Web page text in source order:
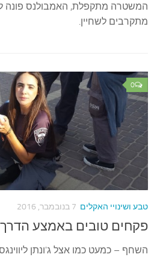
מתקפלת, האמבולנס פונה
לשחיין.
0
ושינויי האקלים 7 בנובמבר, 2016
טובים באמצע הדרך
– כמעט כמו אצל ג'ונתן